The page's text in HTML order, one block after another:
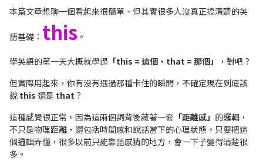
本篇文章想聊一個看起來很簡單、但其實很多人沒真正搞清楚的英
語基礎： this 。
學英語的第一天大概就學過 「this = 這個、that = 那個」
，對吧？
但實際用起來，你有沒有遇過那種卡住的瞬間，不確定現在到底該
說 this 還是 that？
這種感覺很正常。因為這兩個詞背後藏著一套 「距離感」 的邏輯，
不只是物理距離，還包括時間感和說話當下的心理狀態。只要把這
個邏輯弄懂，很多以前只能靠語感猜的地方，會一下子變得清楚很
多。